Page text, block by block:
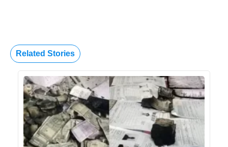
Related Stories